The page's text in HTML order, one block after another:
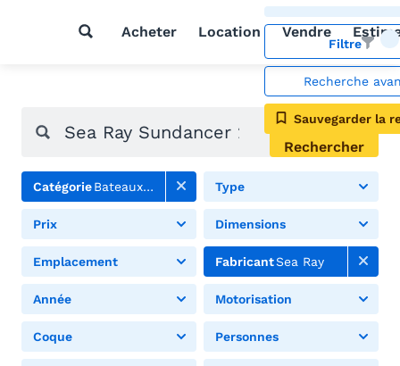
Acheter Location Vendre
Filtre
Recherche
Sauvegarder la
Rechercher
CatégorieBateaux à moteur Type
Prix Dimensions
Emplacement FabricantSea Ray
Année Motorisation
Coque Personnes